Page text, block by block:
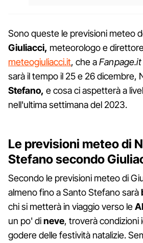
Sono queste le previsioni meteo
Giuliacci, meteorologo e
meteogiuliacci.it, che aFanpage.it
sarà il tempo il 25 e 26 dicembre,
Stefano, e cosa ci aspetterà a
nell'ultima settimana del 2023.
Le previsioni meteo di
Stefano secondo
Secondo le previsioni meteo di
almeno fino a Santo Stefano sarà
chi si metterà in viaggio verso le
un po' dineve, troverà condizioni
godere delle festività natalizie.